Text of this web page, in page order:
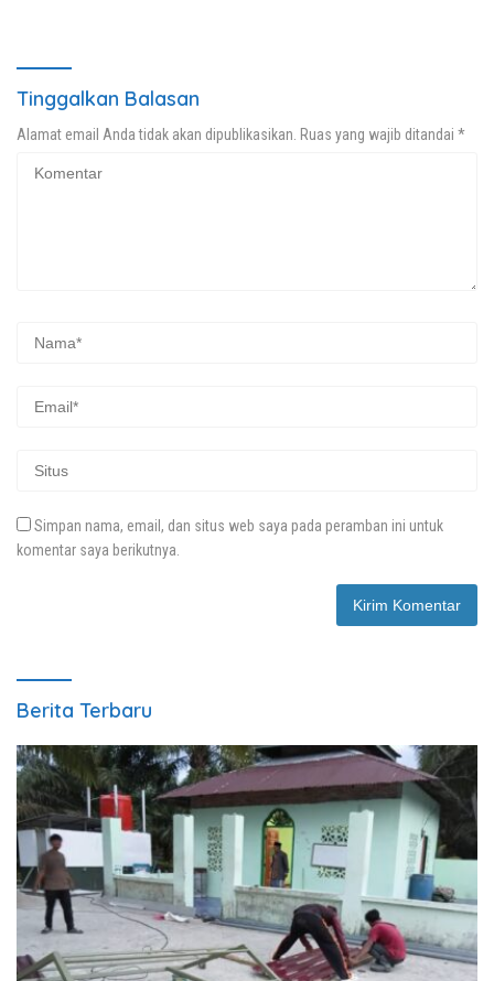
Tinggalkan Balasan
Alamat email Anda tidak akan dipublikasikan. Ruas yang wajib ditandai *
Simpan nama, email, dan situs web saya pada peramban ini untuk
komentar saya berikutnya.
Berita Terbaru